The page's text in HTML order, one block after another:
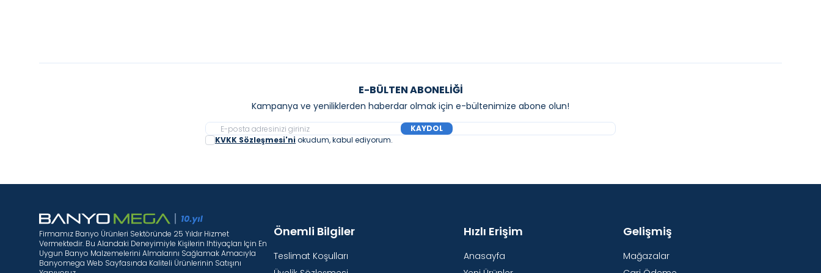
E-BÜLTEN ABONELIĞI
Kampanya ve yeniliklerden haberdar olmak için e-bültenimize abone olun!
KAYDOL
KVKK Sözleşmesi'ni okudum, kabul ediyorum.
Firmamız Banyo Ürünleri Sektöründe 25 Yıldır Hizmet
Vermektedir. Bu Alandaki Deneyimiyle Kişilerin Ihtiyaçları Için En
Uygun Banyo Malzemelerini Almalarını Sağlamak Amacıyla
Banyomega Web Sayfasında Kaliteli Ürünlerinin Satışını
Önemli Bilgiler
Teslimat Koşulları
Hızlı Erişim
Anasayfa
Gelişmiş
Mağazalar